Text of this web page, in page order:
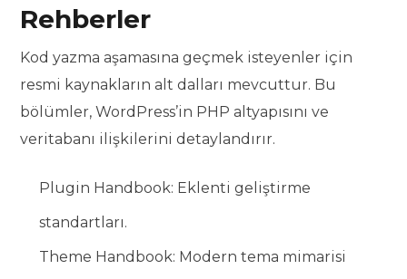
Rehberler
Kod yazma aşamasına geçmek isteyenler için
resmi kaynakların alt dalları mevcuttur. Bu
bölümler, WordPress’in PHP altyapısını ve
veritabanı ilişkilerini detaylandırır.
Plugin Handbook: Eklenti geliştirme
standartları.
Theme Handbook: Modern tema mimarisi